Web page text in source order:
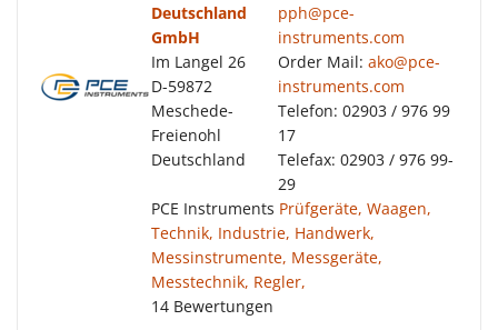
Deutschland
GmbH
Im Langel 26
D-59872
Meschede-
Freienohl
Deutschland
pph@pce-
instruments.com
Order Mail: ako@pce-
instruments.com
Telefon: 02903 / 976 99
17
Telefax: 02903 / 976 99-
29
PCE Instruments Prüfgeräte, Waagen,
Technik, Industrie, Handwerk,
Messinstrumente, Messgeräte,
Messtechnik, Regler,
14 Bewertungen